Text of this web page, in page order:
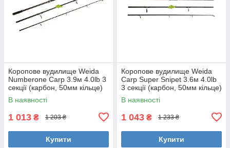
Коропове вудилище Weida
Numberone Carp 3.9м 4.0lb 3
секції (карбон, 50мм кільце)
(G-459-390)
В наявності
1 013 ₴ 1 203 ₴
Купити
Коропове вудилище Weida
Carp Super Snipet 3.6м 4.0lb
3 секції (карбон, 50мм кільце)
(Z-412-360)
В наявності
1 043 ₴ 1 233 ₴
Купити